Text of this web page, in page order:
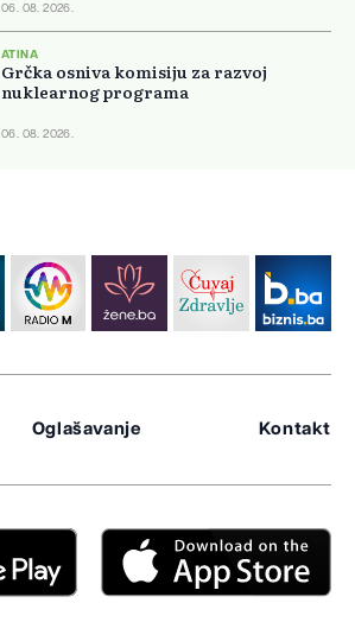
06. 08. 2026.
ATINA
Grčka osniva komisiju za razvoj
nuklearnog programa
06. 08. 2026.
Oglašavanje Kontakt